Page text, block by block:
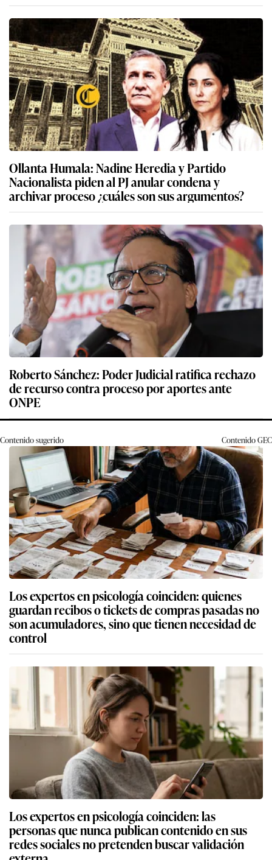
Ollanta Humala: Nadine Heredia y Partido
Nacionalista piden al PJ anular condena y
archivar proceso ¿cuáles son sus argumentos?
Roberto Sánchez: Poder Judicial ratifica rechazo
de recurso contra proceso por aportes ante
ONPE
Contenido sugerido ContenidoGEC
Los expertos en psicología coinciden: quienes
guardan recibos o tickets de compras pasadas no
son acumuladores, sino que tienen necesidad de
control
Los expertos en psicología coinciden: las
personas que nunca publican contenido en sus
redes sociales no pretenden buscar validación